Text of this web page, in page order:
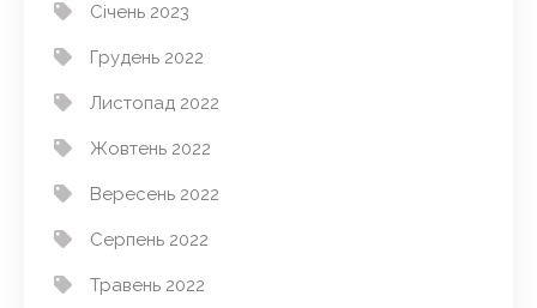
Січень 2023
Грудень 2022
Листопад 2022
Жовтень 2022
Вересень 2022
Серпень 2022
Травень 2022